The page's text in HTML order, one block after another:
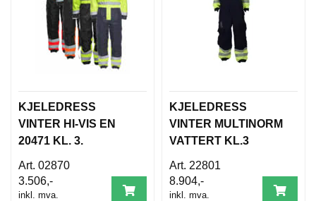
KJELEDRESS
VINTER HI-VIS EN
20471 KL. 3.
02870
3.506,-
inkl. mva.
KJELEDRESS
VINTER MULTINORM
VATTERT KL.3
22801
8.904,-
inkl. mva.